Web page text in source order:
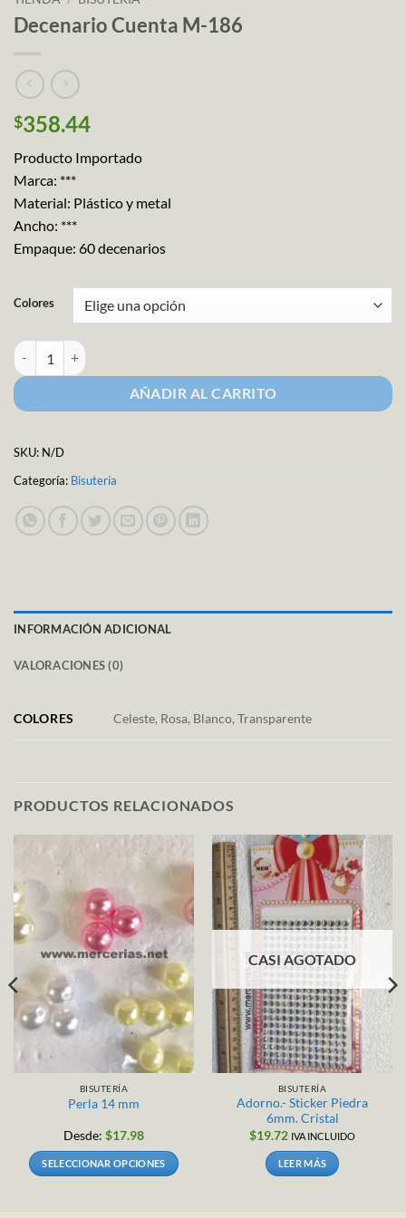
Decenario Cuenta M-186
$358.44
Producto Importado
Marca: ***
Material: Plástico y metal
Ancho: ***
Empaque: 60 decenarios
Colores
Decenario Cuenta M-186 cantidad
AÑADIR AL CARRITO
SKU: N/D
Categoría: Bisutería
INFORMACIÓN ADICIONAL
VALORACIONES (0)
COLORES Celeste, Rosa, Blanco, Transparente
PRODUCTOS RELACIONADOS
BISUTERÍA
Perla 14 mm
Desde: $17.98
SELECCIONAR OPCIONES
CASI AGOTADO
BISUTERÍA
Adorno.- Sticker Piedra
6mm. Cristal
$19.72 IVA INCLUIDO
LEER MÁS